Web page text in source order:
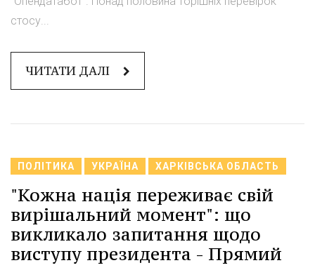
стосу...
ЧИТАТИ ДАЛІ
ПОЛІТИКА УКРАЇНА ХАРКІВСЬКА ОБЛАСТЬ
"Кожна нація переживає свій
вирішальний момент": що
викликало запитання щодо
виступу президента - Прямий